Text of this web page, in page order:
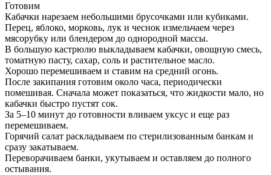
Готовим
Кабачки нарезаем небольшими брусочками или кубиками.
Перец, яблоко, морковь, лук и чеснок измельчаем через
мясорубку или блендером до однородной массы.
В большую кастрюлю выкладываем кабачки, овощную смесь,
томатную пасту, сахар, соль и растительное масло.
Хорошо перемешиваем и ставим на средний огонь.
После закипания готовим около часа, периодически
помешивая. Сначала может показаться, что жидкости мало, но
кабачки быстро пустят сок.
За 5–10 минут до готовности вливаем уксус и еще раз
перемешиваем.
Горячий салат раскладываем по стерилизованным банкам и
сразу закатываем.
Переворачиваем банки, укутываем и оставляем до полного
остывания.